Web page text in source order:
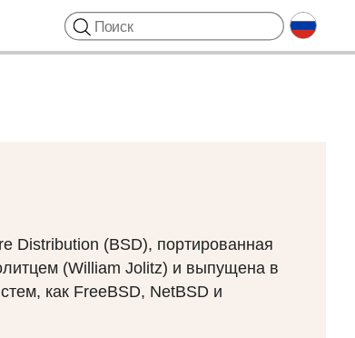
Distribution (BSD), портированная
(William Jolitz) и выпущена в
как FreeBSD, NetBSD и